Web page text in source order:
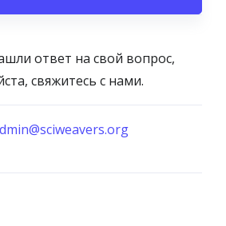
ответ на свой вопрос,
свяжитесь с нами.